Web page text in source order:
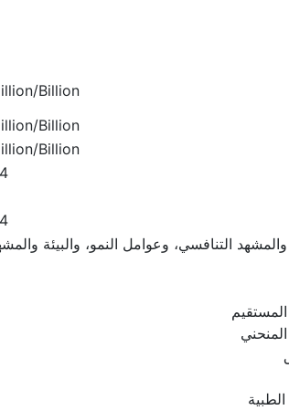
Billion
Billion
Billion
والمشهد التنافسي، وعوامل النمو، والبيئة